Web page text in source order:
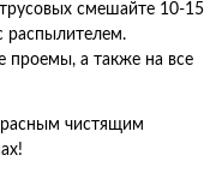
смешайте 10-15
распылителем.
проемы, а также на все
чистящим